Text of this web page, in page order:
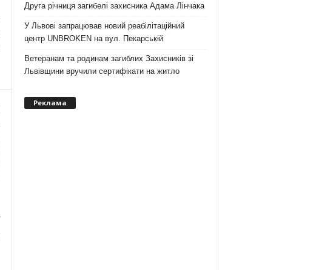
Друга річниця загибелі захисника Адама Лінчака
У Львові запрацював новий реабілітаційний
центр UNBROKEN на вул. Пекарській
Ветеранам та родинам загиблих Захисників зі
Львівщини вручили сертифікати на житло
Реклама